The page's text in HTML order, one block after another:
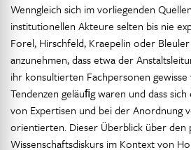
Wenngleich sich im vorliegenden
institutionellen Akteure selten bis nie
Forel, Hirschfeld, Kraepelin oder
anzunehmen, dass etwa der
ihr konsultierten Fachpersonen gewisse
Tendenzen geläuﬁg waren und dass
von Expertisen und bei der Anordnung
orientierten. Dieser Überblick über den
Wissenschaftsdiskurs im Kontext von